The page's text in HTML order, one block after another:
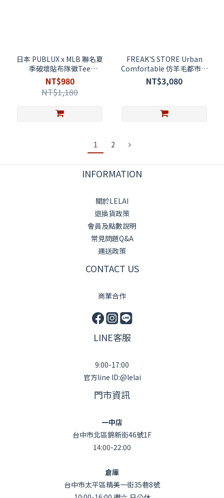
日本 PUBLUX x MLB 聯名夏
季破壞貼布隊徽Tee
3126220800099
NT$980
NT$1,180
FREAK'S STORE Urban
Comfortable 仿羊毛都市休
閒套裝 1254248900069 (代
購)
NT$3,080
1 2
INFORMATION
關於LELAI
退換貨政策
會員及點數說明
常見問題Q&A
運送政策
CONTACT US
商業合作
LINE客服
9:00-17:00
官方line ID:@lelai
門市資訊
一中店
台中市北區錦新街46號1F
14:00-22:00
倉庫
台中市太平區精美一街35巷8號